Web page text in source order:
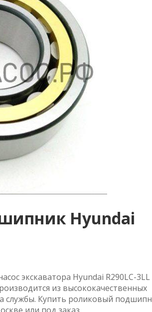
Hyundai
экскаватора Hyundai R290LC-3LL
из высококачественных
службы. Купить роликовый